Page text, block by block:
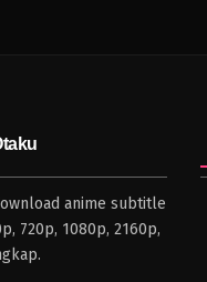
anime subtitle
720p, 1080p, 2160p,